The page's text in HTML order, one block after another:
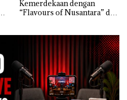
Kemerdekaan dengan
“Flavours of Nusantara” di